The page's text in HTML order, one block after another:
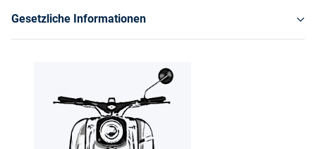
Gesetzliche Informationen